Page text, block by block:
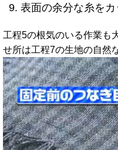
表面の余分な糸を
工程5の根気のいる作業も
せ所は工程7の生地の自然